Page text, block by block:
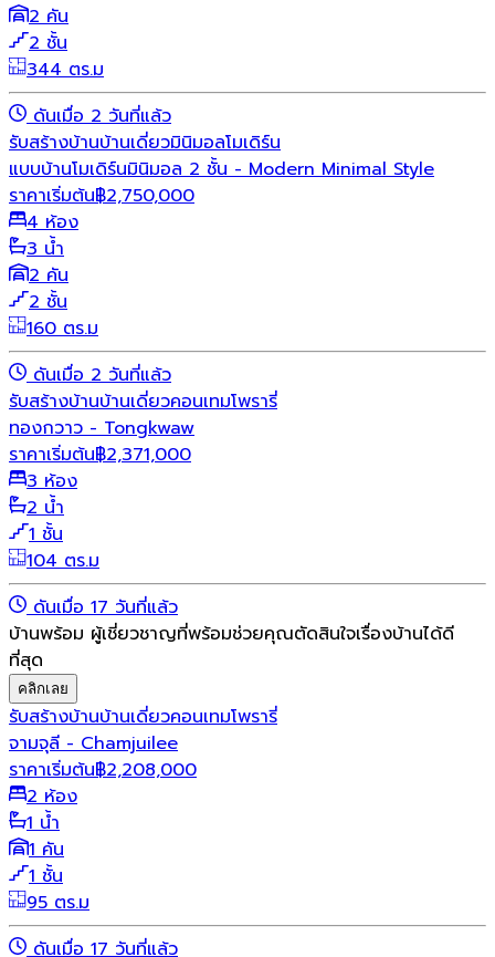
2 คัน
2 ชั้น
344 ตร.ม
ดันเมื่อ 2 วันที่แล้ว
รับสร้างบ้านบ้านเดี่ยวมินิมอลโมเดิร์น
แบบบ้านโมเดิร์นมินิมอล 2 ชั้น - Modern Minimal Style
ราคาเริ่มต้น฿2,750,000
4 ห้อง
3 น้ำ
2 คัน
2 ชั้น
160 ตร.ม
ดันเมื่อ 2 วันที่แล้ว
รับสร้างบ้านบ้านเดี่ยวคอนเทมโพรารี่
ทองกวาว - Tongkwaw
ราคาเริ่มต้น฿2,371,000
3 ห้อง
2 น้ำ
1 ชั้น
104 ตร.ม
ดันเมื่อ 17 วันที่แล้ว
บ้านพร้อม ผู้เชี่ยวชาญที่พร้อมช่วยคุณตัดสินใจเรื่องบ้านได้ดี
ที่สุด
คลิกเลย
รับสร้างบ้านบ้านเดี่ยวคอนเทมโพรารี่
จามจุลี - Chamjuilee
ราคาเริ่มต้น฿2,208,000
2 ห้อง
1 น้ำ
1 คัน
1 ชั้น
95 ตร.ม
ดันเมื่อ 17 วันที่แล้ว